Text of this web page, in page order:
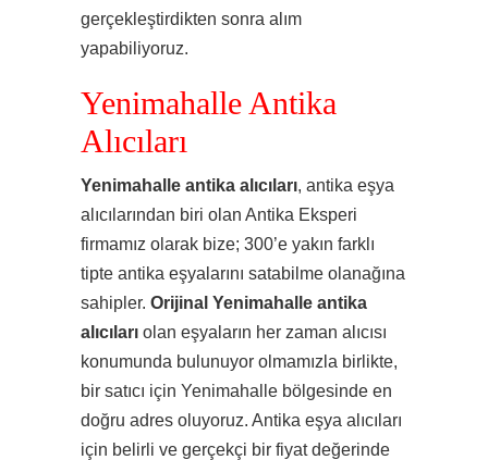
gerçekleştirdikten sonra alım
yapabiliyoruz.
Yenimahalle Antika
Alıcıları
Yenimahalle antika alıcıları, antika eşya
alıcılarından biri olan Antika Eksperi
firmamız olarak bize; 300’e yakın farklı
tipte antika eşyalarını satabilme olanağına
sahipler. Orijinal Yenimahalle antika
alıcıları olan eşyaların her zaman alıcısı
konumunda bulunuyor olmamızla birlikte,
bir satıcı için Yenimahalle bölgesinde en
doğru adres oluyoruz. Antika eşya alıcıları
için belirli ve gerçekçi bir fiyat değerinde